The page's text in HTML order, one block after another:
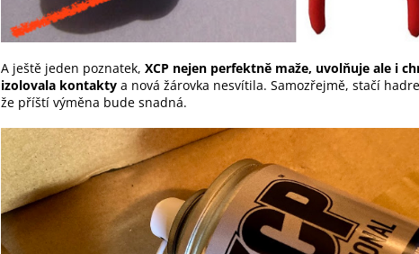
A ještě jeden poznatek, XCP nejen perfektně maže, uvolňuje ale i
izolovala kontakty a nová žárovka nesvítila. Samozřejmě, stačí
že příští výměna bude snadná.